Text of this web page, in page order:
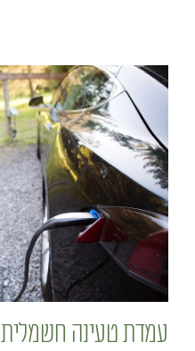
עמדת טעינה חשמלית